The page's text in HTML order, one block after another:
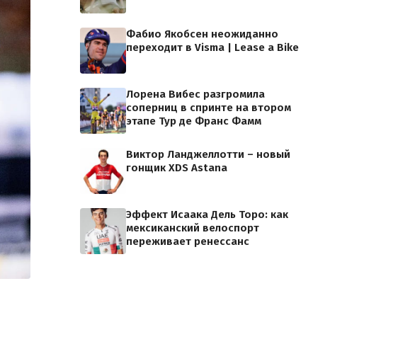
Фабио Якобсен неожиданно
переходит в Visma | Lease a Bike
Лорена Вибес разгромила
соперниц в спринте на втором
этапе Тур де Франс Фамм
Виктор Ланджеллотти – новый
гонщик XDS Astana
Эффект Исаака Дель Торо: как
мексиканский велоспорт
переживает ренессанс